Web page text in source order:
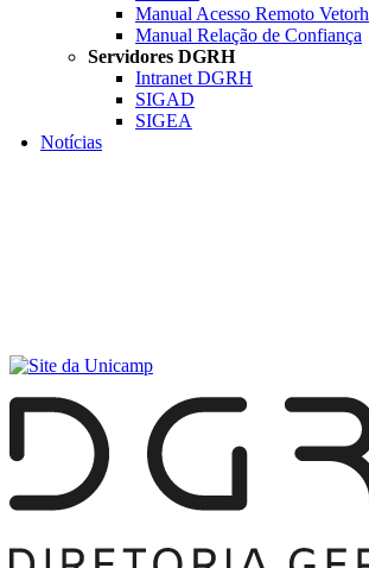
Manual Acesso Remoto Vetorh
Manual Relação de Confiança
Servidores DGRH
Intranet DGRH
SIGAD
SIGEA
Notícias